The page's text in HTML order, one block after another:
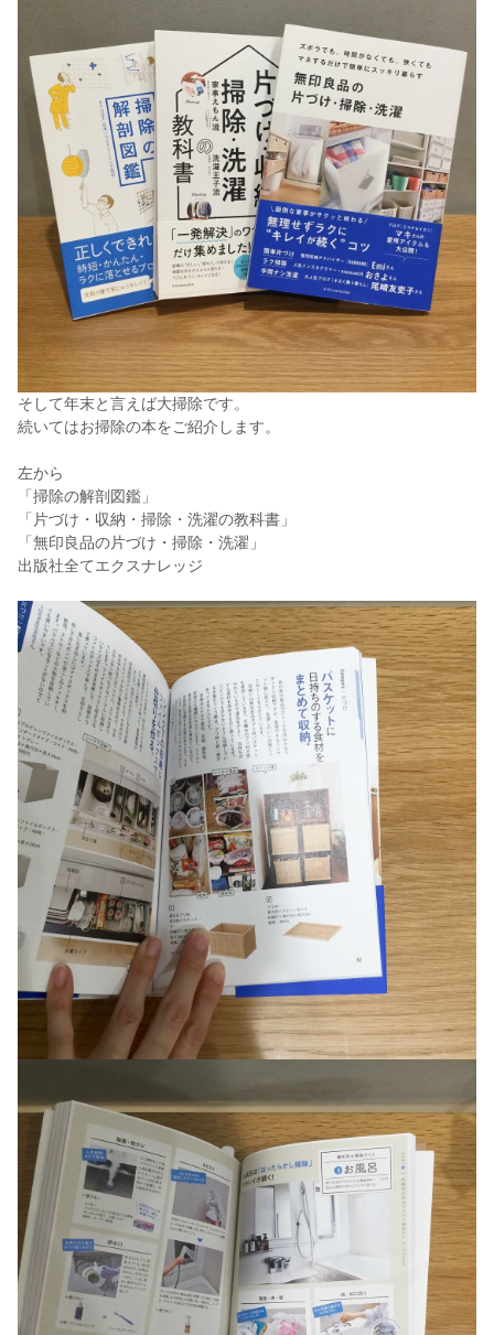
そして年末と言えば大掃除です。
続いてはお掃除の本をご紹介します。
左から
「掃除の解剖図鑑」
「片づけ・収納・掃除・洗濯の教科書」
「無印良品の片づけ・掃除・洗濯」
出版社全てエクスナレッジ